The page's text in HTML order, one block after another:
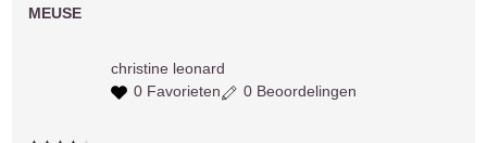
MEUSE
christine leonard
0 Favorieten
0 Beoordelingen